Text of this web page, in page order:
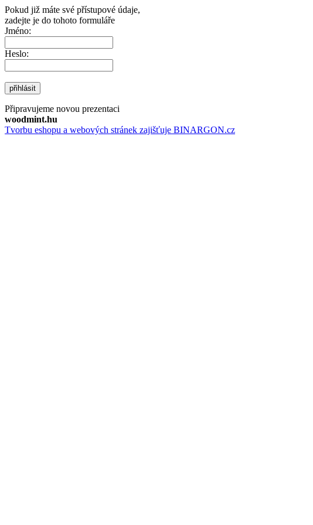
Pokud již máte své přístupové údaje,
zadejte je do tohoto formuláře
Jméno:
Heslo:
přihlásit
Připravujeme novou prezentaci
woodmint.hu
Tvorbu eshopu a webových stránek zajišťuje BINARGON.cz